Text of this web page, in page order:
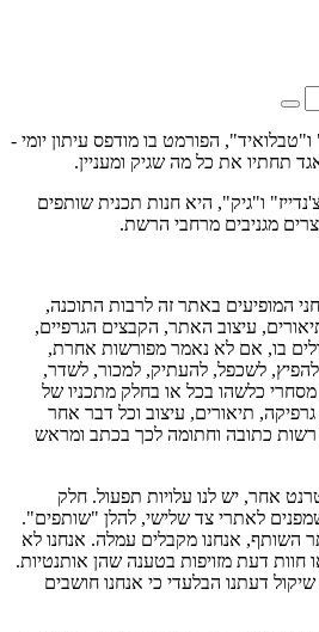
ו"טבלואיד", הפורמט בו מודפס עיתון יומי -
תחתיו את כל מה שגיק ומעניין.
ו"גיק", היא חנות תכנית שותפים
המופיעים באתר זה לרבות התוכנה,
עיצוב האתר, הקבצים הגרפיים,
בו, אם לא נאמר מפורשות אחרת,
להפיץ, לשכפל, להעתיק, למכור, לשדר,
כלשהו בכל או בחלק מתכניו של
תיאורים, עיצוב וכל דבר אחר
כתובה וחתומה לכך בכתב ומראש
אחר, יש לנו עלויות תפעול. חלק
לאתרי צד שלישי, להלן "שותפים".
השותף, אנחנו מקבלים עמלה. אנחנו לא
דעת מזויפות בטענה שהן אותנטיות.
דעתנו הבלעדי כי אנחנו חושבים